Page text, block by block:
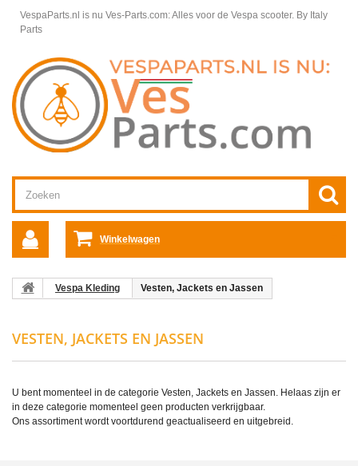
VespaParts.nl is nu Ves-Parts.com: Alles voor de Vespa scooter. By Italy
Parts
Winkelwagen
Vespa Kleding Vesten, Jackets en Jassen
VESTEN, JACKETS EN JASSEN
U bent momenteel in de categorie Vesten, Jackets en Jassen. Helaas zijn er
in deze categorie momenteel geen producten verkrijgbaar.
Ons assortiment wordt voortdurend geactualiseerd en uitgebreid.